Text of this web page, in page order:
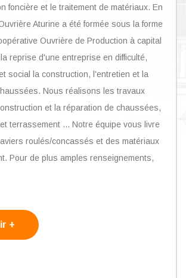
foncière et le traitement de matériaux. En
Aturine a été formée sous la forme
Ouvrière de Production à capital
reprise d'une entreprise en difficulté,
social la construction, l'entretien et la
Nous réalisons les travaux
et la réparation de chaussées,
terrassement ... Notre équipe vous livre
roulés/concassés et des matériaux
Pour de plus amples renseignements,
+